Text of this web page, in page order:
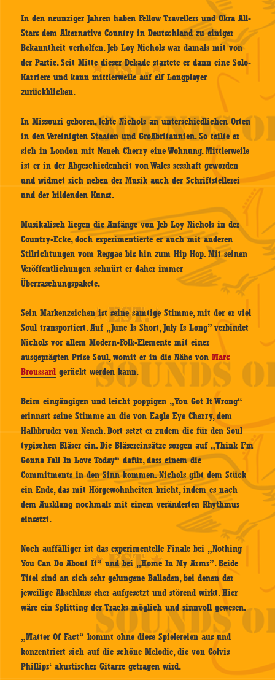
In den neunziger Jahren haben Fellow Travellers und Okra All-
Stars dem Alternative Country in Deutschland zu einiger
Bekanntheit verholfen. Jeb Loy Nichols war damals mit von
der Partie. Seit Mitte dieser Dekade startete er dann eine Solo-
Karriere und kann mittlerweile auf elf Longplayer
zurückblicken.
In Missouri geboren, lebte Nichols an unterschiedlichen Orten
in den Vereinigten Staaten und Großbritannien. So teilte er
sich in London mit Neneh Cherry eine Wohnung. Mittlerweile
ist er in der Abgeschiedenheit von Wales sesshaft geworden
und widmet sich neben der Musik auch der Schriftstellerei
und der bildenden Kunst.
Musikalisch liegen die Anfänge von Jeb Loy Nichols in der
Country-Ecke, doch experimentierte er auch mit anderen
Stilrichtungen vom Reggae bis hin zum Hip Hop. Mit seinen
Veröffentlichungen schnürt er daher immer
Überraschungspakete.
Sein Markenzeichen ist seine samtige Stimme, mit der er viel
Soul transportiert. Auf „June Is Short, July Is Long” verbindet
Nichols vor allem Modern-Folk-Elemente mit einer
ausgeprägten Prise Soul, womit er in die Nähe vonMarc
Broussard gerückt werden kann.
Beim eingängigen und leicht poppigen „You Got It Wrong“
erinnert seine Stimme an die von Eagle Eye Cherry, dem
Halbbruder von Neneh. Dort setzt er zudem die für den Soul
typischen Bläser ein. Die Bläsereinsätze sorgen auf „Think I’m
Gonna Fall In Love Today“ dafür, dass einem die
Commitments in den Sinn kommen. Nichols gibt dem Stück
ein Ende, das mit Hörgewohnheiten bricht, indem es nach
dem Ausklang nochmals mit einem veränderten Rhythmus
einsetzt.
Noch auffälliger ist das experimentelle Finale bei „Nothing
You Can Do About It“ und bei „Home In My Arms”. Beide
Titel sind an sich sehr gelungene Balladen, bei denen der
jeweilige Abschluss eher aufgesetzt und störend wirkt. Hier
wäre ein Splitting der Tracks möglich und sinnvoll gewesen.
„Matter Of Fact“ kommt ohne diese Spielereien aus und
konzentriert sich auf die schöne Melodie, die von Colvis
Phillips‘ akustischer Gitarre getragen wird.